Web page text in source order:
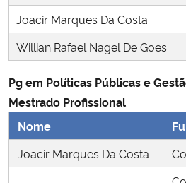
Ministério de Minas e Energia
Ministério da Ciência, Tecnologia, Inovações
Ministério do Meio Ambiente
Ministério do Turismo
Joacir Marques Da Costa
Willian Rafael Nagel De Goes
Pg em Políticas Públicas e
Mestrado Profissional
Nome
Joacir Marques Da Costa